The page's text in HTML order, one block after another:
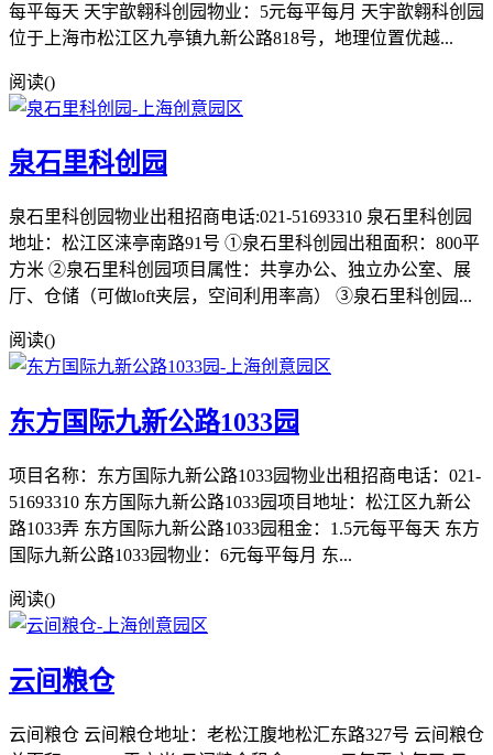
每平每天 天宇歆翱科创园物业：5元每平每月 天宇歆翱科创园
位于上海市松江区九亭镇九新公路818号，地理位置优越...
阅读()
泉石里科创园
泉石里科创园物业出租招商电话:021-51693310 泉石里科创园
地址：松江区涞亭南路91号 ①泉石里科创园出租面积：800平
方米 ②泉石里科创园项目属性：共享办公、独立办公室、展
厅、仓储（可做loft夹层，空间利用率高） ③泉石里科创园...
阅读()
东方国际九新公路1033园
项目名称：东方国际九新公路1033园物业出租招商电话：021-
51693310 东方国际九新公路1033园项目地址：松江区九新公
路1033弄 东方国际九新公路1033园租金：1.5元每平每天 东方
国际九新公路1033园物业：6元每平每月 东...
阅读()
云间粮仓
云间粮仓 云间粮仓地址：老松江腹地松汇东路327号 云间粮仓